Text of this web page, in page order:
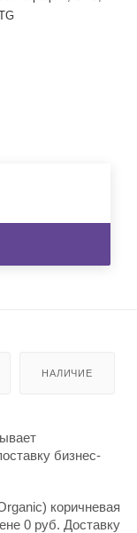
НАЛИЧИЕ
бизнес-
коричневая
0 руб. Доставку